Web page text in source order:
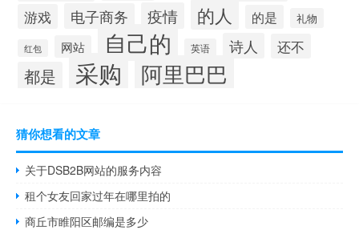
游戏 电子商务 疫情 的人 的是 礼物
红包 网站 自己的 英语 诗人 还不
都是 采购 阿里巴巴
猜你想看的文章
关于DSB2B网站的服务内容
租个女友回家过年在哪里拍的
商丘市睢阳区邮编是多少